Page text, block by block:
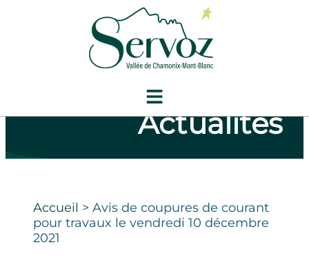
Actualités
Accueil > Avis de coupures de courant
pour travaux le vendredi 10 décembre
2021